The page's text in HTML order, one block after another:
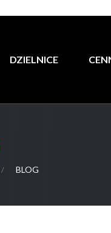
DZIELNICE
BLOG